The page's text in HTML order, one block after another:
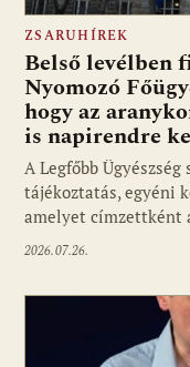
ZSARUHÍREK
Belső levélben
Nyomozó
hogy az
is napirendre
A Legfőbb
tájékoztatás, egyéni
amelyet címzettként
2026.07.26.